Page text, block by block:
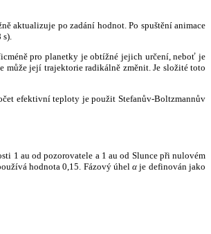
aktualizuje po zadání hodnot. Po spuštění animace
pro planetky je obtížné jejich určení, neboť je
může její trajektorie radikálně změnit. Je složité toto
efektivní teploty je použit Stefanův-Boltzmannův
1 au od pozorovatele a 1 au od Slunce při nulovém
hodnota 0,15. Fázový úhelα je definován jako